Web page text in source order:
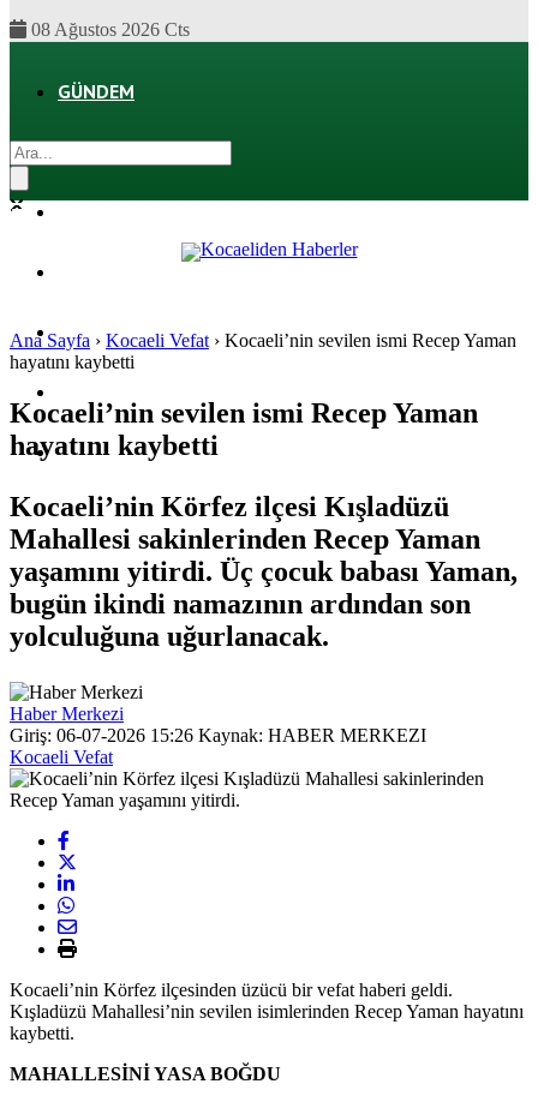
08 Ağustos 2026 Cts
GÜNDEM
SPOR
SAĞLIK
Ana Sayfa › Kocaeli Vefat › Kocaeli’nin sevilen ismi Recep Yaman
hayatını kaybetti
Kocaeli’nin sevilen ismi Recep Yaman
hayatını kaybetti
Kocaeli’nin Körfez ilçesi Kışladüzü
Mahallesi sakinlerinden Recep Yaman
yaşamını yitirdi. Üç çocuk babası Yaman,
bugün ikindi namazının ardından son
yolculuğuna uğurlanacak.
Haber Merkezi
Giriş: 06-07-2026 15:26 Kaynak: HABER MERKEZI
Kocaeli Vefat
Kocaeli’nin Körfez ilçesinden üzücü bir vefat haberi geldi.
Kışladüzü Mahallesi’nin sevilen isimlerinden Recep Yaman hayatını
kaybetti.
MAHALLESİNİ YASA BOĞDU